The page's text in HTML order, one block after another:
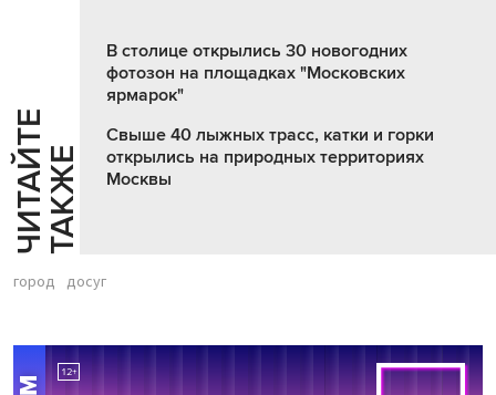
Ч
И
Т
АЙ
Т
Е
Т
А
К
ЖЕ
В столице открылись 30 новогодних
фотозон на площадках "Московских
ярмарок"
Свыше 40 лыжных трасс, катки и горки
открылись на природных территориях
Москвы
город досуг